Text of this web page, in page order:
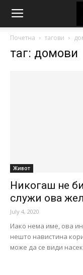
Почетна тагови
таг: домови
Живот
Никогаш не
служи ова
July 4, 2020
Иако нема име, ова
нешто навистина
може да се види